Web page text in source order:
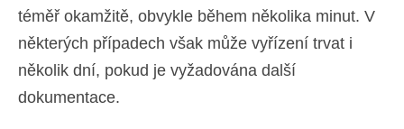
téměř okamžitě, obvykle během několika minut. V
některých případech však může vyřízení trvat i
několik dní, pokud je vyžadována další
dokumentace.